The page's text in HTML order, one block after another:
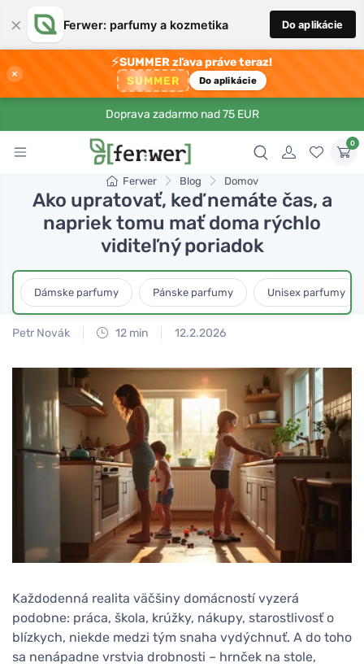
× Ferwer: parfumy a kozmetika Do aplikácie
×
⚡SUMMER zľava práve teraz!
SUMMER Do aplikácie
Doprava zadarmo nad 75 EUR
0
Ferwer Blog Domov
Ako upratovať, keď nemáte čas, a
napriek tomu mať doma rýchlo
viditeľný poriadok
Dámske parfumy Pánske parfumy Unisex parfumy
Petr Novák 12 min 12.2.2026
Každodenná realita väčšiny domácností vyzerá
podobne: práca, škola, krúžky, nákupy, starostlivosť o
blízkych, niekde medzi tým snaha vydýchnuť. A do toho
sa nenápadne vrstvia drobnosti – hrnček na stole,